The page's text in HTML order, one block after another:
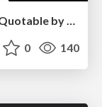
Invisible to AI? Making TYPO3 Sites Quotable by AI Search Systems
0 140